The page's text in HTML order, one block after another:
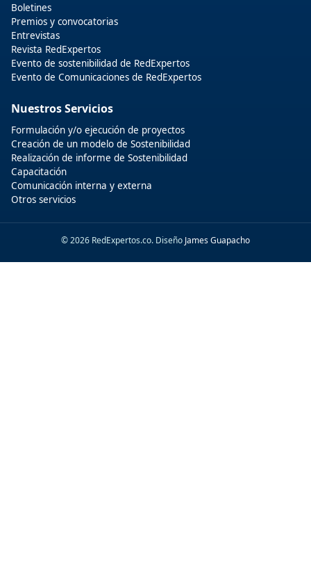
Boletines
Premios y convocatorias
Entrevistas
Revista RedExpertos
Evento de sostenibilidad de RedExpertos
Evento de Comunicaciones de RedExpertos
Nuestros Servicios
Formulación y/o ejecución de proyectos
Creación de un modelo de Sostenibilidad
Realización de informe de Sostenibilidad
Capacitación
Comunicación interna y externa
Otros servicios
© 2026 RedExpertos.co. Diseño James Guapacho